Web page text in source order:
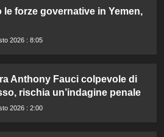
forze governative in Yemen,
2026 : 8:05
Anthony Fauci colpevole di
rischia un’indagine penale
2026 : 2:00